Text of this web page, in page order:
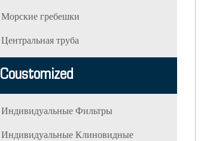
Морские гребешки
Центральная труба
Coustomized
Индивидуальные Фильтры
Индивидуальные Клиновидные